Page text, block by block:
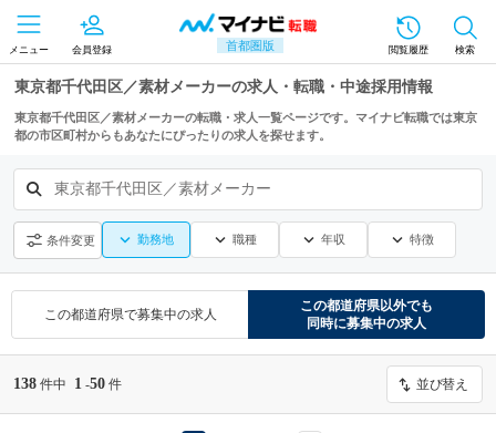
首都圏版
メニュー 会員登録 閲覧履歴 検索
東京都千代田区／素材メーカーの求人・転職・中途採用情報
東京都千代田区／素材メーカーの転職・求人一覧ページです。マイナビ転職では東京
都の市区町村からもあなたにぴったりの求人を探せます。
東京都千代田区／素材メーカー
条件変更 勤務地 職種 年収 特徴
この都道府県で募集中の求人
この都道府県以外でも
同時に募集中の求人
138 件中 1 -50 件 並び替え